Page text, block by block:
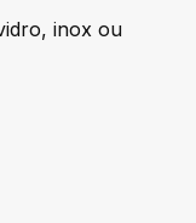
inox ou